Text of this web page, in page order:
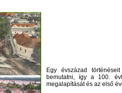
Egy évszázad
bemutatni, így a 100.
megalapítását és az első